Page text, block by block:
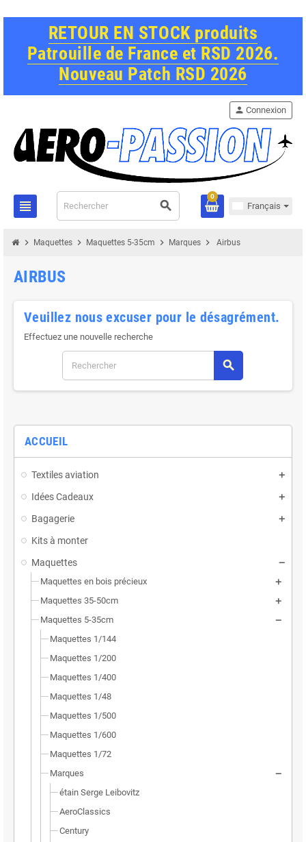
RETOUR EN STOCK produits
Patrouille de France et RSD 2026.
Nouveau Patch RSD 2026
view_headline search
person Connexion
0
Français
chevron_right Maquettes chevron_right Maquettes 5-35cm chevron_right Marques chevron_right Airbus
ACCUEIL
Textiles aviation
Idées Cadeaux
Bagagerie
Kits à monter
Maquettes
Maquettes en bois précieux
Maquettes 35-50cm
Maquettes 5-35cm
Maquettes 1/144
Maquettes 1/200
Maquettes 1/400
Maquettes 1/48
Maquettes 1/500
Maquettes 1/600
Maquettes 1/72
Marques
étain Serge Leibovitz
AeroClassics
Century
AIRBUS
Veuillez nous excuser pour le désagrément.
Effectuez une nouvelle recherche
search